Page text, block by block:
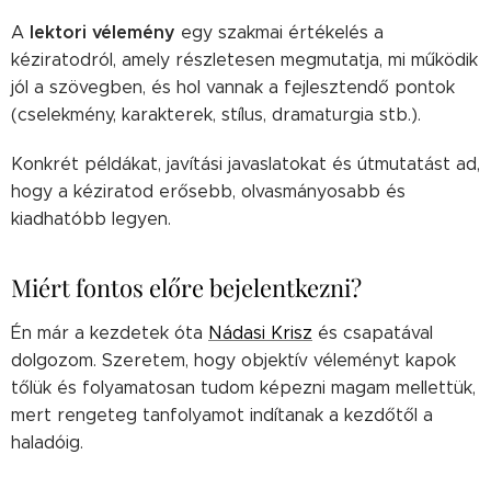
A lektori vélemény egy szakmai értékelés a
kéziratodról, amely részletesen megmutatja, mi működik
jól a szövegben, és hol vannak a fejlesztendő pontok
(cselekmény, karakterek, stílus, dramaturgia stb.).
Konkrét példákat, javítási javaslatokat és útmutatást ad,
hogy a kéziratod erősebb, olvasmányosabb és
kiadhatóbb legyen.
Miért fontos előre bejelentkezni?
Én már a kezdetek óta Nádasi Krisz és csapatával
dolgozom. Szeretem, hogy objektív véleményt kapok
tőlük és folyamatosan tudom képezni magam mellettük,
mert rengeteg tanfolyamot indítanak a kezdőtől a
haladóig.